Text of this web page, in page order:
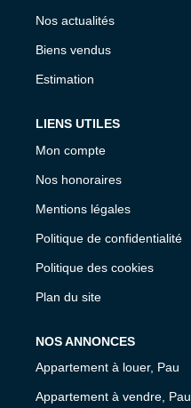
Nos actualités
Biens vendus
Estimation
LIENS UTILES
Mon compte
Nos honoraires
Mentions légales
Politique de confidentialité
Politique des cookies
Plan du site
NOS ANNONCES
Appartement à louer, Pau
Appartement à vendre, Pau